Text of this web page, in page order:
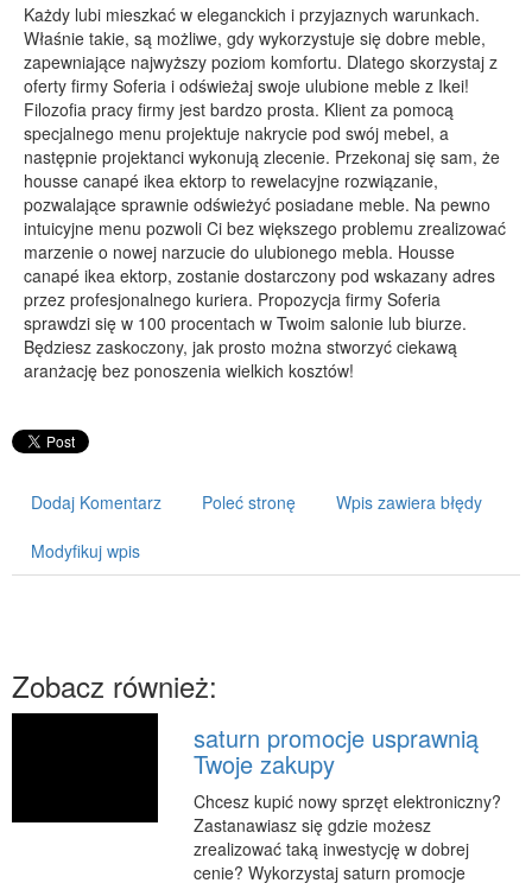
Ogród, Rośliny
Chemia
Art. Spożywcze
Materiały Eksploatacyjne
Inne Sklepy
PRZYRZĄDY
Maszyny
Narzędzia
Przemysł Metalowy
PRZEWÓZ
Części Samochodowe
Usługi Motoryzacyjne
Salony, Komisy
Inne Agencje
Hobby
Zajęcia Sportowe i Rekreacyjne
Każdy lubi mieszkać w eleganckich i przyjaznych warunkach.
Właśnie takie, są możliwe, gdy wykorzystuje się dobre meble,
zapewniające najwyższy poziom komfortu. Dlatego skorzystaj z
oferty firmy Soferia i odświeżaj swoje ulubione meble z Ikei!
Filozofia pracy firmy jest bardzo prosta. Klient za pomocą
specjalnego menu projektuje nakrycie pod swój mebel, a
następnie projektanci wykonują zlecenie. Przekonaj się sam, że
housse canapé ikea ektorp to rewelacyjne rozwiązanie,
pozwalające sprawnie odświeżyć posiadane meble. Na pewno
intuicyjne menu pozwoli Ci bez większego problemu zrealizować
marzenie o nowej narzucie do ulubionego mebla. Housse
canapé ikea ektorp, zostanie dostarczony pod wskazany adres
przez profesjonalnego kuriera. Propozycja firmy Soferia
sprawdzi się w 100 procentach w Twoim salonie lub biurze.
Będziesz zaskoczony, jak prosto można stworzyć ciekawą
aranżację bez ponoszenia wielkich kosztów!
Dodaj Komentarz Poleć stronę Wpis zawiera błędy
Modyfikuj wpis
Zobacz również:
saturn promocje usprawnią
Twoje zakupy
Chcesz kupić nowy sprzęt elektroniczny?
Zastanawiasz się gdzie możesz
zrealizować taką inwestycję w dobrej
cenie? Wykorzystaj saturn promocje